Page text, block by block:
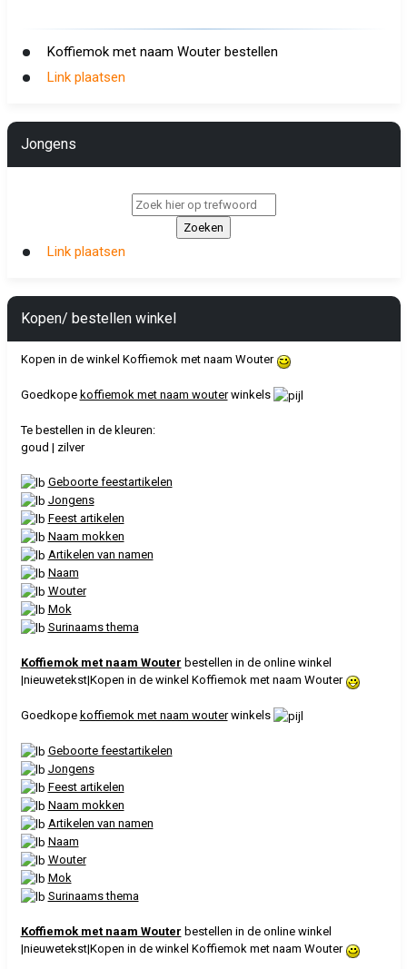
Koffiemok met naam Wouter bestellen
Link plaatsen
Jongens
Link plaatsen
Kopen/ bestellen winkel
Kopen in de winkel Koffiemok met naam Wouter
Goedkope koffiemok met naam wouterwinkels
Te bestellen in de kleuren:
goud | zilver
Geboorte feestartikelen
Jongens
Feest artikelen
Naam mokken
Artikelen van namen
Naam
Wouter
Mok
Surinaams thema
Koffiemok met naam Wouter bestellen in de online winkel
|nieuwetekst|Kopen in de winkel Koffiemok met naam Wouter
Goedkope koffiemok met naam wouterwinkels
Geboorte feestartikelen
Jongens
Feest artikelen
Naam mokken
Artikelen van namen
Naam
Wouter
Mok
Surinaams thema
Koffiemok met naam Wouter bestellen in de online winkel
|nieuwetekst|Kopen in de winkel Koffiemok met naam Wouter